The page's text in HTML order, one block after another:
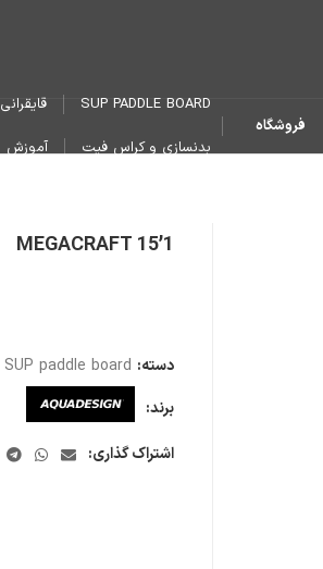
فروشگاه
SUP PADDLE BOARD قایقرانی
بدنسازی و کراس فیت
آموزش
MEGACRAFT 15’1
دسته: SUP paddle board
برند:
اشتراک گذاری: